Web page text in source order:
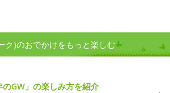
ク)のおでかけをもっと楽しむ
GW」の楽しみ方を紹介